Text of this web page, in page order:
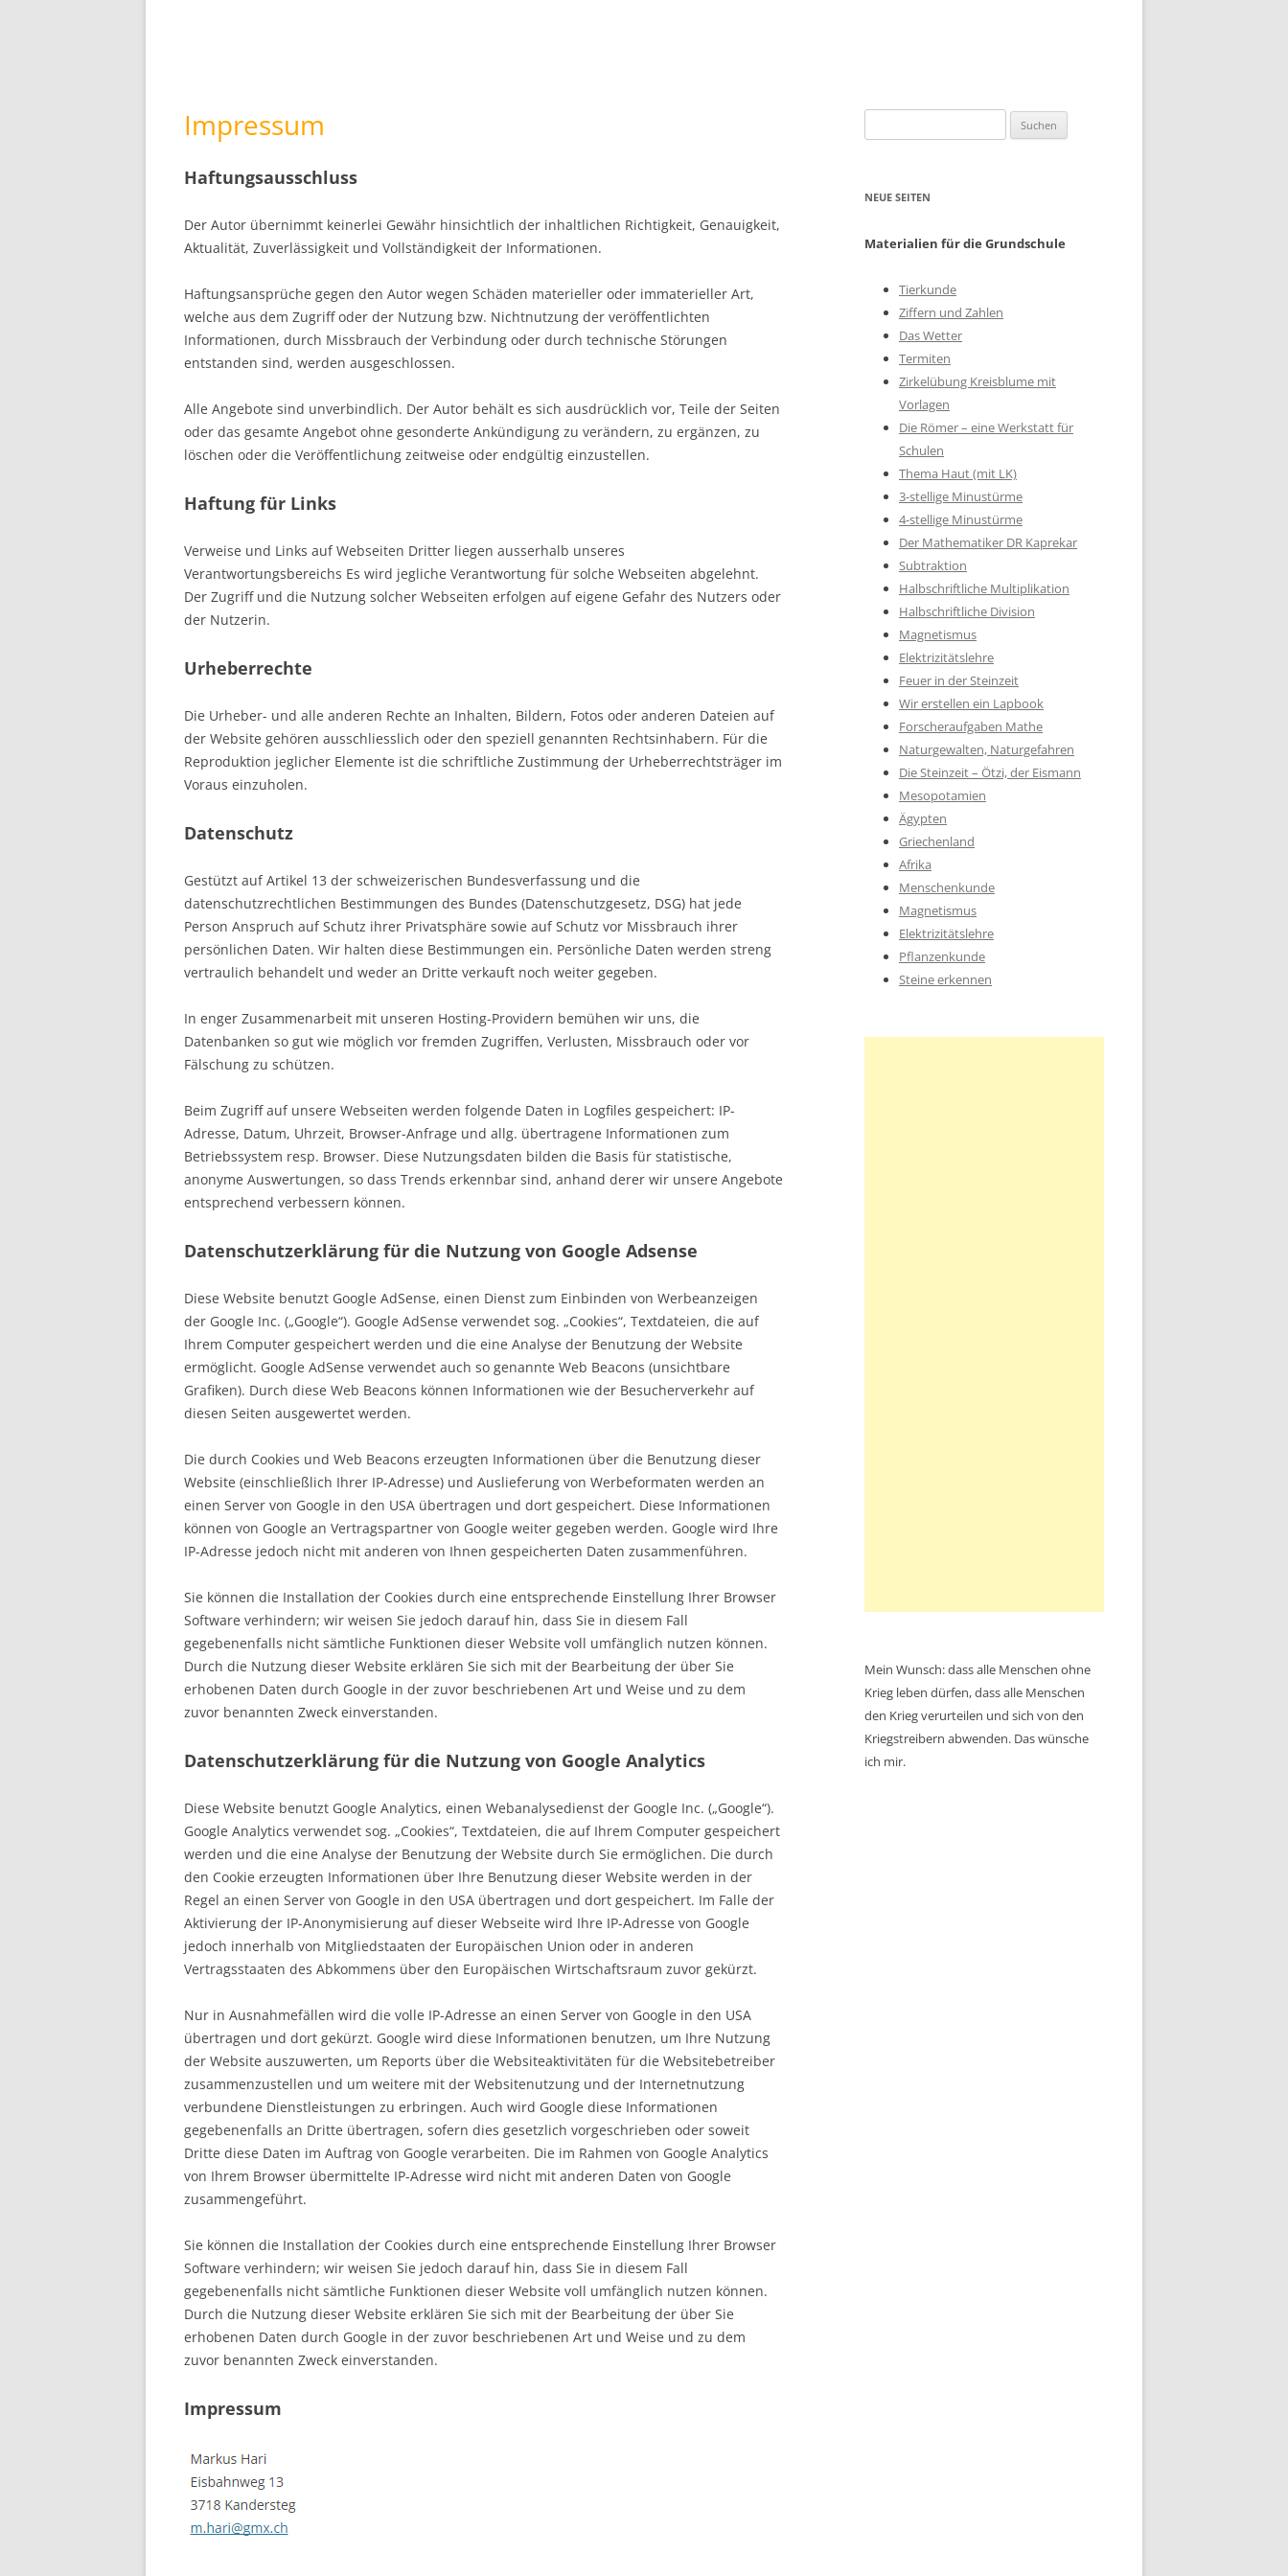
Impressum
Haftungsausschluss
Der Autor übernimmt keinerlei Gewähr hinsichtlich der inhaltlichen Richtigkeit, Genauigkeit,
Aktualität, Zuverlässigkeit und Vollständigkeit der Informationen.
Haftungsansprüche gegen den Autor wegen Schäden materieller oder immaterieller Art,
welche aus dem Zugriff oder der Nutzung bzw. Nichtnutzung der veröffentlichten
Informationen, durch Missbrauch der Verbindung oder durch technische Störungen
entstanden sind, werden ausgeschlossen.
Alle Angebote sind unverbindlich. Der Autor behält es sich ausdrücklich vor, Teile der Seiten
oder das gesamte Angebot ohne gesonderte Ankündigung zu verändern, zu ergänzen, zu
löschen oder die Veröffentlichung zeitweise oder endgültig einzustellen.
Haftung für Links
Verweise und Links auf Webseiten Dritter liegen ausserhalb unseres
Verantwortungsbereichs Es wird jegliche Verantwortung für solche Webseiten abgelehnt.
Der Zugriff und die Nutzung solcher Webseiten erfolgen auf eigene Gefahr des Nutzers oder
der Nutzerin.
Urheberrechte
Die Urheber- und alle anderen Rechte an Inhalten, Bildern, Fotos oder anderen Dateien auf
der Website gehören ausschliesslich oder den speziell genannten Rechtsinhabern. Für die
Reproduktion jeglicher Elemente ist die schriftliche Zustimmung der Urheberrechtsträger im
Voraus einzuholen.
Datenschutz
Gestützt auf Artikel 13 der schweizerischen Bundesverfassung und die
datenschutzrechtlichen Bestimmungen des Bundes (Datenschutzgesetz, DSG) hat jede
Person Anspruch auf Schutz ihrer Privatsphäre sowie auf Schutz vor Missbrauch ihrer
persönlichen Daten. Wir halten diese Bestimmungen ein. Persönliche Daten werden streng
vertraulich behandelt und weder an Dritte verkauft noch weiter gegeben.
In enger Zusammenarbeit mit unseren Hosting-Providern bemühen wir uns, die
Datenbanken so gut wie möglich vor fremden Zugriffen, Verlusten, Missbrauch oder vor
Fälschung zu schützen.
Beim Zugriff auf unsere Webseiten werden folgende Daten in Logfiles gespeichert: IP-
Adresse, Datum, Uhrzeit, Browser-Anfrage und allg. übertragene Informationen zum
Betriebssystem resp. Browser. Diese Nutzungsdaten bilden die Basis für statistische,
anonyme Auswertungen, so dass Trends erkennbar sind, anhand derer wir unsere Angebote
entsprechend verbessern können.
Datenschutzerklärung für die Nutzung von Google Adsense
Diese Website benutzt Google AdSense, einen Dienst zum Einbinden von Werbeanzeigen
der Google Inc. („Google“). Google AdSense verwendet sog. „Cookies“, Textdateien, die auf
Ihrem Computer gespeichert werden und die eine Analyse der Benutzung der Website
ermöglicht. Google AdSense verwendet auch so genannte Web Beacons (unsichtbare
Grafiken). Durch diese Web Beacons können Informationen wie der Besucherverkehr auf
diesen Seiten ausgewertet werden.
Die durch Cookies und Web Beacons erzeugten Informationen über die Benutzung dieser
Website (einschließlich Ihrer IP-Adresse) und Auslieferung von Werbeformaten werden an
einen Server von Google in den USA übertragen und dort gespeichert. Diese Informationen
können von Google an Vertragspartner von Google weiter gegeben werden. Google wird Ihre
IP-Adresse jedoch nicht mit anderen von Ihnen gespeicherten Daten zusammenführen.
Sie können die Installation der Cookies durch eine entsprechende Einstellung Ihrer Browser
Software verhindern; wir weisen Sie jedoch darauf hin, dass Sie in diesem Fall
gegebenenfalls nicht sämtliche Funktionen dieser Website voll umfänglich nutzen können.
Durch die Nutzung dieser Website erklären Sie sich mit der Bearbeitung der über Sie
erhobenen Daten durch Google in der zuvor beschriebenen Art und Weise und zu dem
zuvor benannten Zweck einverstanden.
Datenschutzerklärung für die Nutzung von Google Analytics
Diese Website benutzt Google Analytics, einen Webanalysedienst der Google Inc. („Google“).
Google Analytics verwendet sog. „Cookies“, Textdateien, die auf Ihrem Computer gespeichert
werden und die eine Analyse der Benutzung der Website durch Sie ermöglichen. Die durch
den Cookie erzeugten Informationen über Ihre Benutzung dieser Website werden in der
Regel an einen Server von Google in den USA übertragen und dort gespeichert. Im Falle der
Aktivierung der IP-Anonymisierung auf dieser Webseite wird Ihre IP-Adresse von Google
jedoch innerhalb von Mitgliedstaaten der Europäischen Union oder in anderen
Vertragsstaaten des Abkommens über den Europäischen Wirtschaftsraum zuvor gekürzt.
Nur in Ausnahmefällen wird die volle IP-Adresse an einen Server von Google in den USA
übertragen und dort gekürzt. Google wird diese Informationen benutzen, um Ihre Nutzung
der Website auszuwerten, um Reports über die Websiteaktivitäten für die Websitebetreiber
zusammenzustellen und um weitere mit der Websitenutzung und der Internetnutzung
verbundene Dienstleistungen zu erbringen. Auch wird Google diese Informationen
gegebenenfalls an Dritte übertragen, sofern dies gesetzlich vorgeschrieben oder soweit
Dritte diese Daten im Auftrag von Google verarbeiten. Die im Rahmen von Google Analytics
von Ihrem Browser übermittelte IP-Adresse wird nicht mit anderen Daten von Google
zusammengeführt.
Sie können die Installation der Cookies durch eine entsprechende Einstellung Ihrer Browser
Software verhindern; wir weisen Sie jedoch darauf hin, dass Sie in diesem Fall
gegebenenfalls nicht sämtliche Funktionen dieser Website voll umfänglich nutzen können.
Durch die Nutzung dieser Website erklären Sie sich mit der Bearbeitung der über Sie
erhobenen Daten durch Google in der zuvor beschriebenen Art und Weise und zu dem
zuvor benannten Zweck einverstanden.
Impressum
nach:
NEUE SEITEN
Materialien für die Grundschule
Tierkunde
Ziffern und Zahlen
Das Wetter
Termiten
Zirkelübung Kreisblume mit
Vorlagen
Die Römer – eine Werkstatt für
Schulen
Thema Haut (mit LK)
3-stellige Minustürme
4-stellige Minustürme
Der Mathematiker DR Kaprekar
Subtraktion
Halbschriftliche Multiplikation
Halbschriftliche Division
Magnetismus
Elektrizitätslehre
Feuer in der Steinzeit
Wir erstellen ein Lapbook
Forscheraufgaben Mathe
Naturgewalten, Naturgefahren
Die Steinzeit – Ötzi, der Eismann
Mesopotamien
Ägypten
Griechenland
Afrika
Menschenkunde
Magnetismus
Elektrizitätslehre
Pflanzenkunde
Steine erkennen
Mein Wunsch: dass alle Menschen ohne
Krieg leben dürfen, dass alle Menschen
den Krieg verurteilen und sich von den
Kriegstreibern abwenden. Das wünsche
ich mir.